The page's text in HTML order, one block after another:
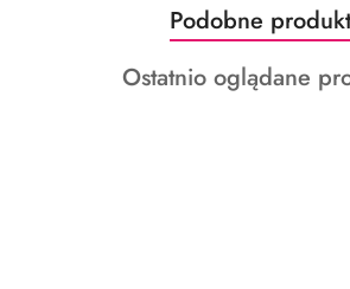
Pomiń karuzelę produktów
Produkty
o
statusie:
Podobne
Produkty
Ostatnio oglądane